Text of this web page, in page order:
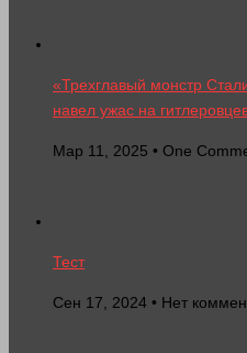
«Трехглавый монстр
навел ужас на
Мар 11, 2025 • One
Тест
Сен 17, 2024 • Нет